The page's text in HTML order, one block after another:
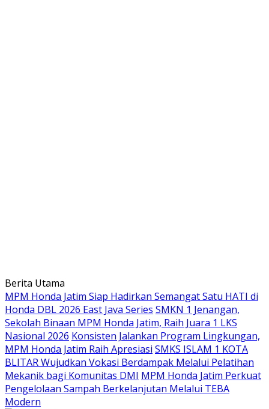
Langsung
ke
konten
Berita Utama
MPM Honda Jatim Siap Hadirkan Semangat Satu HATI di
Honda DBL 2026 East Java Series SMKN 1 Jenangan,
Sekolah Binaan MPM Honda Jatim, Raih Juara 1 LKS
Nasional 2026 Konsisten Jalankan Program Lingkungan,
MPM Honda Jatim Raih Apresiasi SMKS ISLAM 1 KOTA
BLITAR Wujudkan Vokasi Berdampak Melalui Pelatihan
Mekanik bagi Komunitas DMI MPM Honda Jatim Perkuat
Pengelolaan Sampah Berkelanjutan Melalui TEBA
Modern